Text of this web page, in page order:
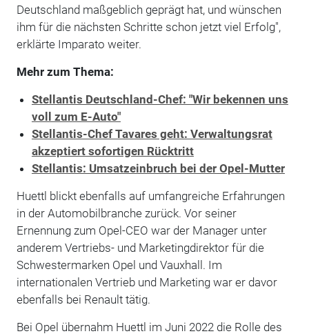
Deutschland maßgeblich geprägt hat, und wünschen
ihm für die nächsten Schritte schon jetzt viel Erfolg",
erklärte Imparato weiter.
Mehr zum Thema:
Stellantis Deutschland-Chef: "Wir bekennen uns
voll zum E-Auto"
Stellantis-Chef Tavares geht: Verwaltungsrat
akzeptiert sofortigen Rücktritt
Stellantis: Umsatzeinbruch bei der Opel-Mutter
Huettl blickt ebenfalls auf umfangreiche Erfahrungen
in der Automobilbranche zurück. Vor seiner
Ernennung zum Opel-CEO war der Manager unter
anderem Vertriebs- und Marketingdirektor für die
Schwestermarken Opel und Vauxhall. Im
internationalen Vertrieb und Marketing war er davor
ebenfalls bei Renault tätig.
Bei Opel übernahm Huettl im Juni 2022 die Rolle des